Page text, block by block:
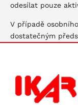
odesílat pouze
V případě
dostatečným